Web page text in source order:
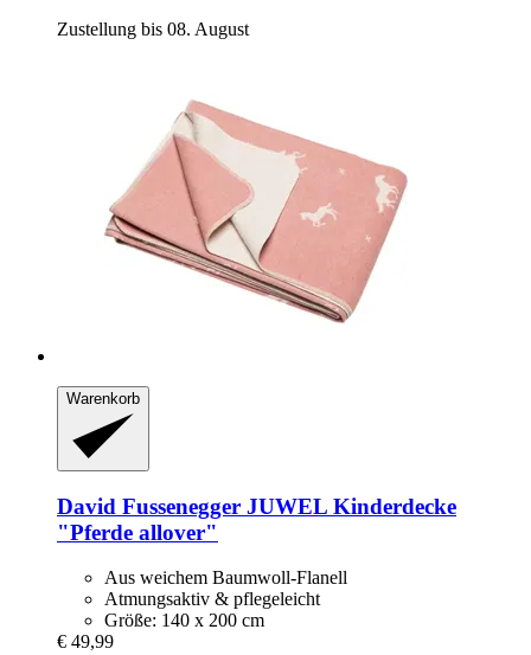
Zustellung bis 08. August
Warenkorb
David Fussenegger JUWEL Kinderdecke
"Pferde allover"
Aus weichem Baumwoll-Flanell
Atmungsaktiv & pflegeleicht
Größe: 140 x 200 cm
€ 49,99